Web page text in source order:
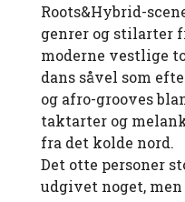
Roots&Hybrid-
genrer og stilarter
moderne vestlige
dans såvel som
og afro-grooves
taktarter og
fra det kolde nord.
Det otte personer
udgivet noget,